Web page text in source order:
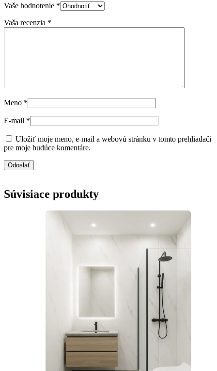
Vaše hodnotenie *
Vaša recenzia *
Meno *
E-mail *
Uložiť moje meno, e-mail a webovú stránku v tomto prehliadači
pre moje budúce komentáre.
Súvisiace produkty